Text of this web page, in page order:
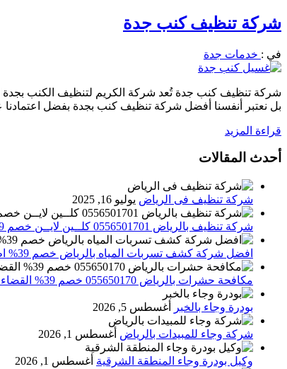
شركة تنظيف كنب جدة
في : خدمات جدة
شركة تنظيف كنب جدة تُعد شركة الكريم لتنظيف الكنب بجدة
بل نعتبر أنفسنا أفضل شركة تنظيف كنب بجدة بفضل اعتمادنا
قراءة المزيد
أحدث المقالات
شركة تنظيف فى الرياض يوليو 16, 2025
شركة تنظيف بالرياض 0556501701 كلــين لايــن خصم 39% تنظيف وتعقيم المنازل باحدث الاجهزة
افضل شركة كشف تسربات المياه بالرياض خصم 39% اطلب الان 0556501701‬‏ – تقارير معتمدة
مكافحة حشرات بالرياض 055650170 خصم 39% القضاء التام علي الحشرات والقوارض
بودرة وجاء بالخبر أغسطس 5, 2026
شركة وجاء للمبيدات بالرياض أغسطس 1, 2026
وكيل بودرة وجاء المنطقة الشرقية أغسطس 1, 2026